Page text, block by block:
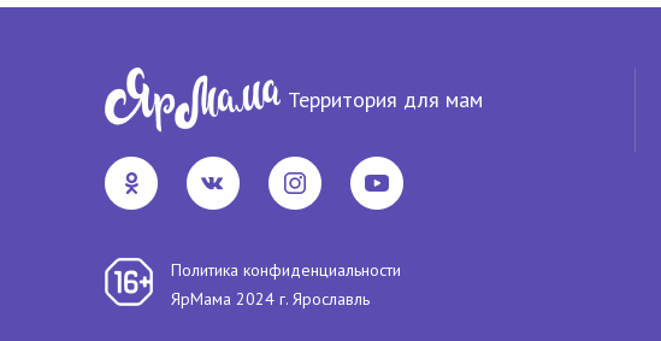
Территория для мам
Политика конфиденциальности
ЯрМама 2024 г. Ярославль